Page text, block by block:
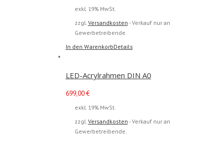
exkl. 19% MwSt.
zzgl. Versandkosten - Verkauf nur an
Gewerbetreibende.
In den WarenkorbDetails
LED-Acrylrahmen DIN A0
699,00€
exkl. 19% MwSt.
zzgl. Versandkosten - Verkauf nur an
Gewerbetreibende.